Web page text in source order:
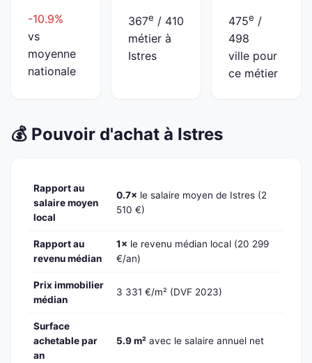
-10.9%
vs
moyenne
nationale
367e / 410
métier à
Istres
475e /
498
ville pour
ce métier
💰 Pouvoir d'achat à Istres
Rapport au
salaire moyen
local
0.7× le salaire moyen de Istres (2
510 €)
Rapport au
revenu médian
1× le revenu médian local (20 299
€/an)
Prix immobilier
médian
3 331 €/m² (DVF 2023)
Surface
achetable par
an
5.9 m² avec le salaire annuel net